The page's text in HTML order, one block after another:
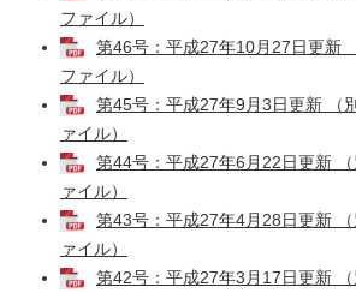
ファイル）
第46号：平成27年10月27日更新
ファイル）
第45号：平成27年9月3日更新 （
ァイル）
第44号：平成27年6月22日更新
ァイル）
第43号：平成27年4月28日更新
ァイル）
第42号：平成27年3月17日更新